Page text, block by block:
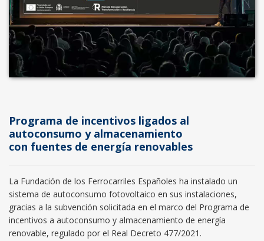
Programa de incentivos ligados al
autoconsumo y almacenamiento
con fuentes de energía renovables
La Fundación de los Ferrocarriles Españoles ha instalado un
sistema de autoconsumo fotovoltaico en sus instalaciones,
gracias a la subvención solicitada en el marco del Programa de
incentivos a autoconsumo y almacenamiento de energía
renovable, regulado por el Real Decreto 477/2021.